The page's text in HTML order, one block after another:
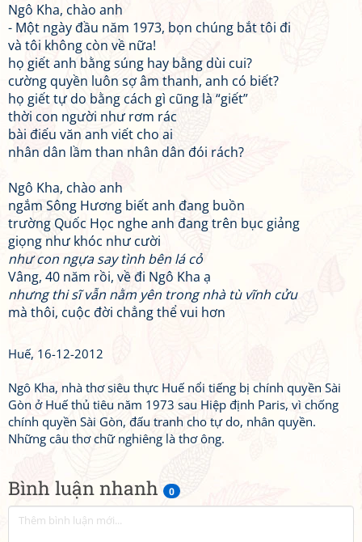
Bình luận nhanh 0
Ngô Kha, chào anh
- Một ngày đầu năm 1973, bọn chúng bắt tôi đi
và tôi không còn về nữa!
họ giết anh bằng súng hay bằng dùi cui?
cường quyền luôn sợ âm thanh, anh có biết?
họ giết tự do bằng cách gì cũng là “giết”
thời con người như rơm rác
bài điếu văn anh viết cho ai
nhân dân lầm than nhân dân đói rách?
Ngô Kha, chào anh
ngắm Sông Hương biết anh đang buồn
trường Quốc Học nghe anh đang trên bục giảng
giọng như khóc như cười
như con ngựa say tình bên lá cỏ
Vâng, 40 năm rồi, về đi Ngô Kha ạ
nhưng thi sĩ vẫn nằm yên trong nhà tù vĩnh cửu
mà thôi, cuộc đời chẳng thể vui hơn
Huế, 16-12-2012
Ngô Kha, nhà thơ siêu thực Huế nổi tiếng bị chính quyền Sài
Gòn ở Huế thủ tiêu năm 1973 sau Hiệp định Paris, vì chống
chính quyền Sài Gòn, đấu tranh cho tự do, nhân quyền.
Những câu thơ chữ nghiêng là thơ ông.